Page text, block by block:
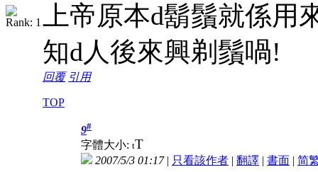
上帝原本d鬍鬚就係
知d人後來興剃鬚喎!
回覆 引用
TOP
9#
字體大小: tT
2007/5/3 01:17| 只看該作者 | 翻譯 | 書面 | 简